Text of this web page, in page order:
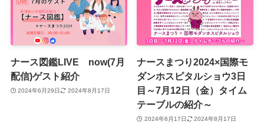
ナース図鑑LIVE now(7月
配信)ゲスト紹介
2024年6月29日 2024年8月17日
ナースまつり2024×国際モ
ダンホスピタルショウ3日
目～7月12日（金）タイム
テーブルの紹介～
2024年6月17日 2024年8月17日